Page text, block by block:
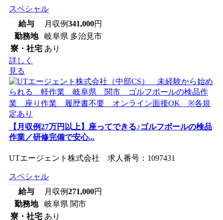
スペシャル
給与
月収例341,000円
勤務地
岐阜県 多治見市
寮・社宅 あり
詳しく
見る
【月収例27万円以上】座ってできる♪ゴルフボールの検品
作業／研修完備で安心...
UTエージェント株式会社 求人番号：1097431
スペシャル
給与
月収例271,000円
勤務地
岐阜県 関市
寮・社宅 あり